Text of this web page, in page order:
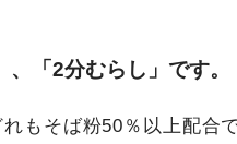
「2分むらし」です。
もそば粉50％以上配合